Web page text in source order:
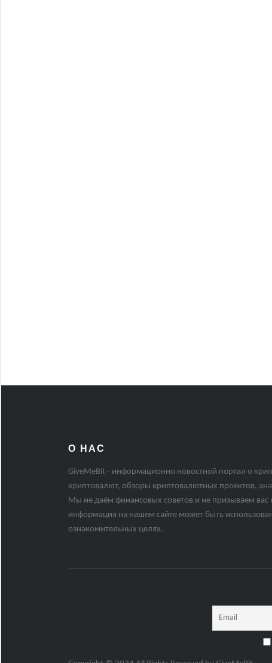
О НАС
GiveMeBit - информационно новостной портал о
криптовалют, обзоры криптовалютных проектов,
Мы не даём финансовых советов и не призываем вас
информация на нашем сайте может быть
ознакомительных целях.